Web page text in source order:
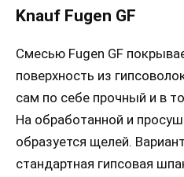
Knauf Fugen GF
Смесью Fugen GF
поверхность из
сам по себе прочный и в
На обработанной и
образуется щелей.
стандартная гипсовая